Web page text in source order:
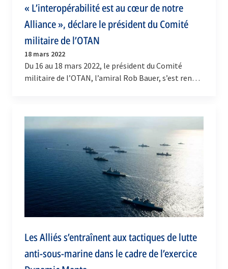
« L’interopérabilité est au cœur de notre
Alliance », déclare le président du Comité
militaire de l’OTAN
18 mars 2022
Du 16 au 18 mars 2022, le président du Comité
militaire de l’OTAN, l’amiral Rob Bauer, s’est rendu
Les Alliés s’entraînent aux tactiques de lutte
anti-sous-marine dans le cadre de l’exercice